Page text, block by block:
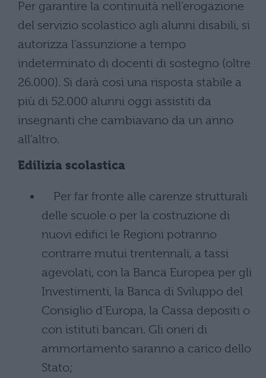
Per garantire la continuità nell’erogazione
del servizio scolastico agli alunni disabili, si
autorizza l’assunzione a tempo
indeterminato di docenti di sostegno (oltre
26.000). Si darà così una risposta stabile a
più di 52.000 alunni oggi assistiti da
insegnanti che cambiavano da un anno
all’altro.
Edilizia scolastica
Per far fronte alle carenze strutturali
delle scuole o per la costruzione di
nuovi edifici le Regioni potranno
contrarre mutui trentennali, a tassi
agevolati, con la Banca Europea per gli
Investimenti, la Banca di Sviluppo del
Consiglio d’Europa, la Cassa depositi o
con istituti bancari. Gli oneri di
ammortamento saranno a carico dello
Stato;